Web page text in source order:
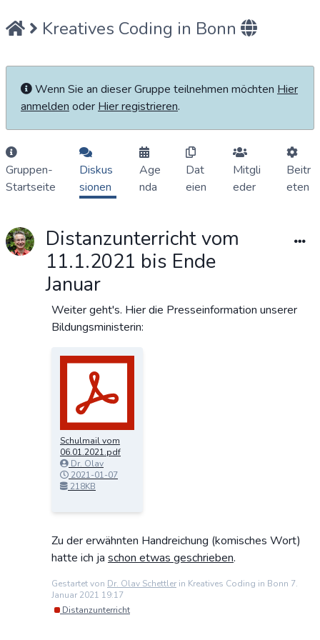
Kreatives Coding in Bonn
Wenn Sie an dieser Gruppe teilnehmen möchten Hier
anmelden oder Hier registrieren.
Gruppen-
Startseite
Diskus
sionen
Age
nda
Dat
eien
Mitgli
eder
Beitr
eten
Distanzunterricht vom
11.1.2021 bis Ende
Januar
Weiter geht's. Hier die Presseinformation unserer
Bildungsministerin:
Schulmail vom
06.01.2021.pdf
Dr. Olav
Schettler
2021-01-07
19:17:15
218KB
Zu der erwähnten Handreichung (komisches Wort)
hatte ich ja schon etwas geschrieben.
Gestartet von Dr. Olav Schettler in Kreatives Coding in Bonn 7.
Januar 2021 19:17
Distanzunterricht